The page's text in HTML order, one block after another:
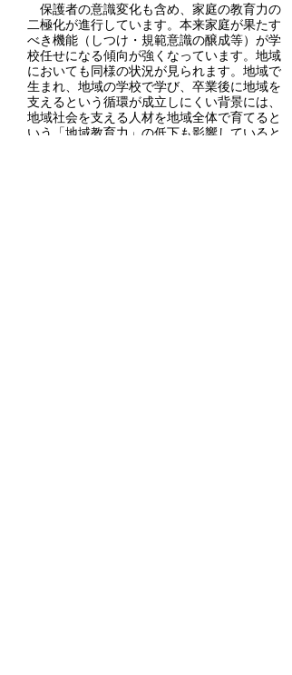
保護者の意識変化も含め、家庭の教育力の
二極化が進行しています。本来家庭が果たす
べき機能（しつけ・規範意識の醸成等）が学
校任せになる傾向が強くなっています。地域
においても同様の状況が見られます。地域で
生まれ、地域の学校で学び、卒業後に地域を
支えるという循環が成立しにくい背景には、
地域社会を支える人材を地域全体で育てると
いう「地域教育力」の低下も影響していると